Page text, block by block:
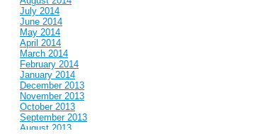
July 2014
June 2014
May 2014
April 2014
March 2014
February 2014
January 2014
December 2013
November 2013
October 2013
September 2013
August 2013